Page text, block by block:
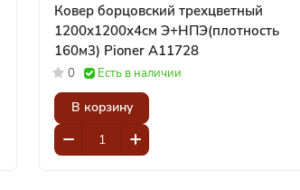
Ковер борцовский трехцветный
1200х1200x4см Э+НПЭ(плотность
160м3) Pioner A11728
0 Есть в наличии
В корзину